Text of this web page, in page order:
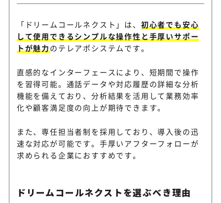
「ドリームコールネクスト」は、 初心者でも安心
して使用できるシンプルな操作性と手厚いサポー
トが魅力のテレアポシステムです。
直感的なインターフェースにより、短期間で操作
を習得可能。通話データや対応履歴の詳細な分析
機能を備えており、分析結果を活用して業務効率
化や顧客満足度の向上が期待できます。
また、専任担当者制を採用しており、導入後の迅
速な対応が可能です。手厚いアフターフォローが
求められる企業におすすめです。
ドリームコールネクストを選ぶべき理由